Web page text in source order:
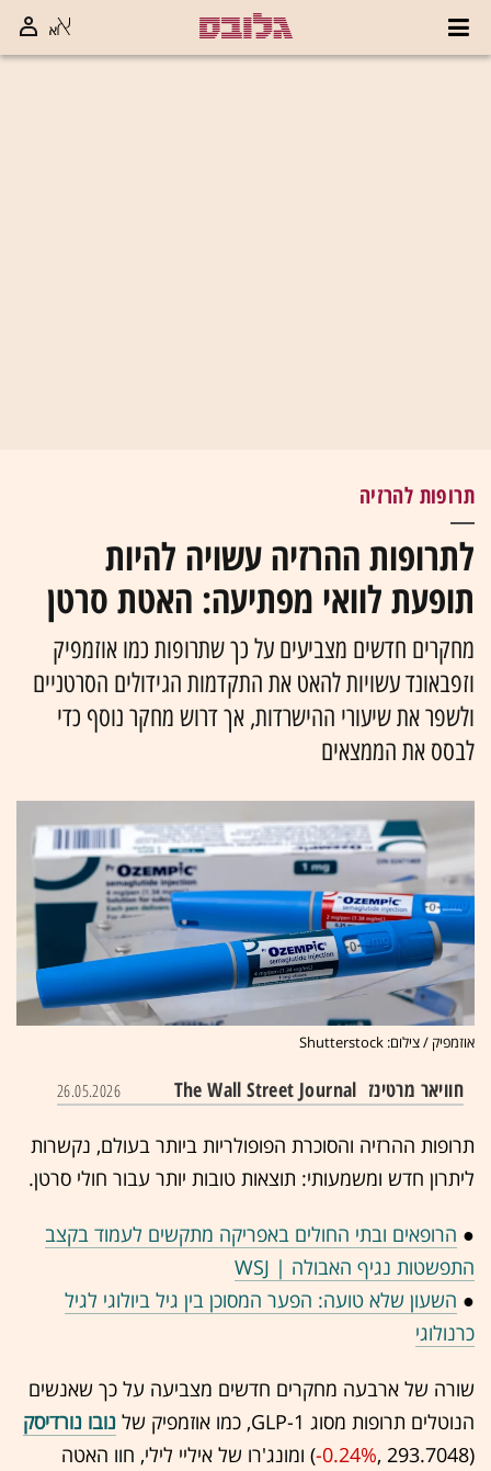
תרופות להרזיה
לתרופות ההרזיה עשויה להיות
תופעת לוואי מפתיעה: האטת סרטן
מחקרים חדשים מצביעים על כך שתרופות כמו אוזמפיק
וזפבאונד עשויות להאט את התקדמות הגידולים הסרטניים
ולשפר את שיעורי ההישרדות, אך דרוש מחקר נוסף כדי
לבסס את הממצאים
אוזמפיק / צילום: Shutterstock
חוויאר מרטינז The Wall Street Journal
26.05.2026
תרופות ההרזיה והסוכרת הפופולריות ביותר בעולם, נקשרות
ליתרון חדש ומשמעותי: תוצאות טובות יותר עבור חולי סרטן.
● הרופאים ובתי החולים באפריקה מתקשים לעמוד בקצב
התפשטות נגיף האבולה | WSJ
● השעון שלא טועה: הפער המסוכן בין גיל ביולוגי לגיל
כרנולוגי
שורה של ארבעה מחקרים חדשים מצביעה על כך שאנשים
הנוטלים תרופות מסוג GLP-1, כמו אוזמפיק של
נובו נורדיסק
(293.7048 ,‎
-0.24%‏) ומונג'רו של איליי לילי, חוו האטה